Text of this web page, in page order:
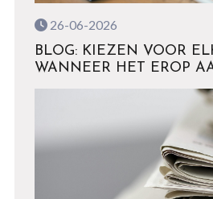
26-06-2026
BLOG: KIEZEN VOOR
WANNEER HET EROP